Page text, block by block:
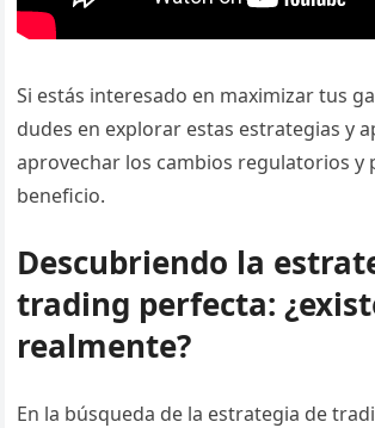
Si estás interesado en maximizar tus
dudes en explorar estas estrategias y
aprovechar los cambios regulatorios y
beneficio.
Descubriendo la
trading perfecta:
realmente?
En la búsqueda de la estrategia de